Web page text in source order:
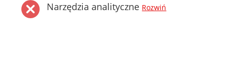
Narzędzia analityczne Rozwiń